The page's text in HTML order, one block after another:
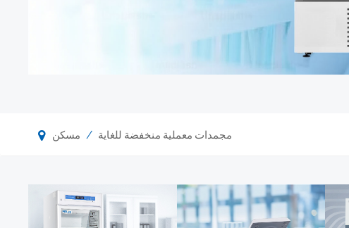
مسكن / مجمدات معملية منخفضة للغاية